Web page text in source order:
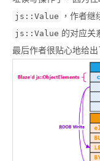
js::Value ，作者
js::Value 的对应关
最后作者很贴心地给